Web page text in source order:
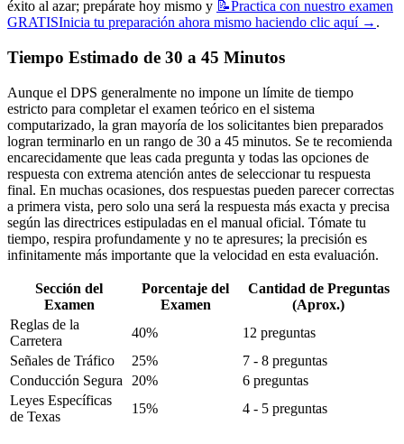
éxito al azar; prepárate hoy mismo y 📝Practica con nuestro examen
GRATISInicia tu preparación ahora mismo haciendo clic aquí→ .
Tiempo Estimado de 30 a 45 Minutos
Aunque el DPS generalmente no impone un límite de tiempo
estricto para completar el examen teórico en el sistema
computarizado, la gran mayoría de los solicitantes bien preparados
logran terminarlo en un rango de 30 a 45 minutos. Se te recomienda
encarecidamente que leas cada pregunta y todas las opciones de
respuesta con extrema atención antes de seleccionar tu respuesta
final. En muchas ocasiones, dos respuestas pueden parecer correctas
a primera vista, pero solo una será la respuesta más exacta y precisa
según las directrices estipuladas en el manual oficial. Tómate tu
tiempo, respira profundamente y no te apresures; la precisión es
infinitamente más importante que la velocidad en esta evaluación.
Sección del
Examen
Porcentaje del
Examen
Cantidad de Preguntas
(Aprox.)
Reglas de la
Carretera
40%
12 preguntas
Señales de Tráfico
25%
7 - 8 preguntas
Conducción Segura
20%
6 preguntas
Leyes Específicas
de Texas
15% 4 - 5 preguntas